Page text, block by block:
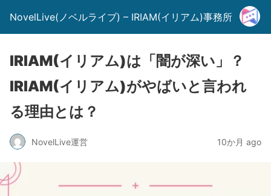
NovelLive(ノベルライブ) – IRIAM(イリアム)事務所
IRIAM(イリアム)は「闇が深い」？
IRIAM(イリアム)がやばいと言われ
る理由とは？
NovelLive運営 10か月 ago